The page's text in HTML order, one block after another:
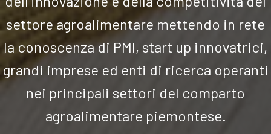
settore agroalimentare mettendo in rete
la conoscenza di PMI, start up innovatrici,
grandi imprese ed enti di ricerca operanti
nei principali settori del comparto
agroalimentare piemontese.